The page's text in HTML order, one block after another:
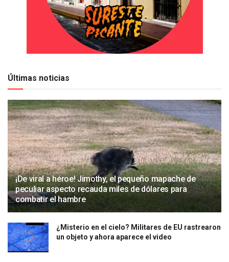
Últimas noticias
¡De viral a héroe! Jimothy, el pequeño mapache de
peculiar aspecto recauda miles de dólares para
combatir el hambre
¿Misterio en el cielo? Militares de EU rastrearon
un objeto y ahora aparece el video